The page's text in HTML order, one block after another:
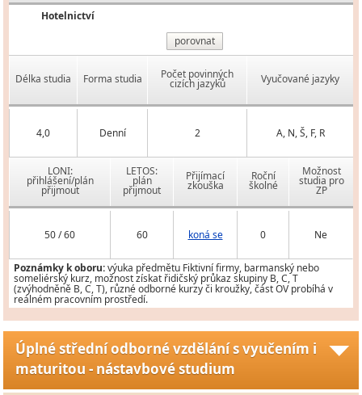
Hotelnictví
porovnat
Délka studia Forma studia Počet povinných
cizích jazyků Vyučované jazyky
4,0 Denní 2 A, N, Š, F, R
LONI:
přihlášení/plán
přijmout
LETOS:
plán
přijmout
Přijímací
zkouška
Roční
školné
Možnost
studia pro
ZP
50 / 60 60 koná se 0 Ne
Poznámky k oboru:výuka předmětu Fiktivní firmy, barmanský nebo
someliérský kurz, možnost získat řidičský průkaz skupiny B, C, T
(zvýhodněně B, C, T), různé odborné kurzy či kroužky, část OV probíhá v
reálném pracovním prostředí.
Úplné střední odborné vzdělání s vyučením i
maturitou - nástavbové studium